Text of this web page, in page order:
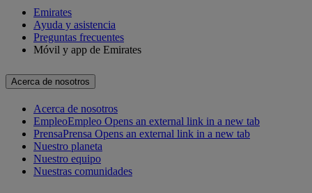
Emirates
Ayuda y asistencia
Preguntas frecuentes
Móvil y app de Emirates
Acerca de nosotros
Acerca de nosotros
EmpleoEmpleo Opens an external link in a new tab
PrensaPrensa Opens an external link in a new tab
Nuestro planeta
Nuestro equipo
Nuestras comunidades